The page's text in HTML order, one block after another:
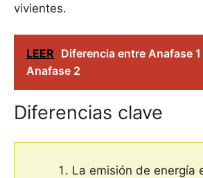
vivientes.
LEER Diferencia entre Anafase
Anafase 2
Diferencias clave
La emisión de energía